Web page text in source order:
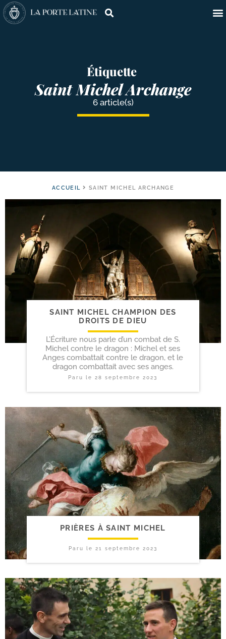
Étiquette
Saint Michel Archange
6 article(s)
ACCUEIL SAINT MICHEL ARCHANGE
SAINT MICHEL CHAMPION DES
DROITS DE DIEU
L’Écriture nous parle d’un combat de S.
Michel contre le dragon : Michel et ses
Anges combattait contre le dragon, et le
dragon combattait avec ses anges.
Paru le28 septembre 2023
PRIÈRES À SAINT MICHEL
Paru le 21 septembre 2023